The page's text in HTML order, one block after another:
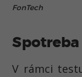
FonTech
V rámci